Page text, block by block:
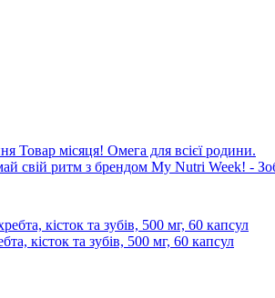
Товар місяця! Омега для всієї родини.
кісток та зубів, 500 мг, 60 капсул